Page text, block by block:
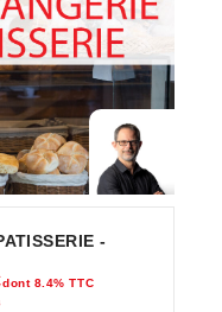
-
dont 8.4% TTC